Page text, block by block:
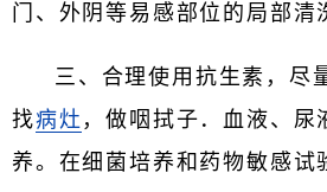
门、外阴等易感部位的局部清
三、合理使用抗生素，尽
找病灶 ，做咽拭子．血液、尿
养。在细菌培养和药物敏感试